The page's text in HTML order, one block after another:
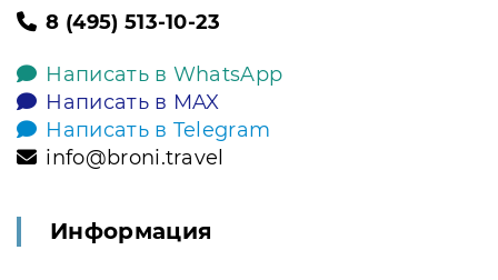
8 (495) 513-10-23
Написать в WhatsApp
Написать в MAX
Написать в Telegram
info@broni.travel
Информация